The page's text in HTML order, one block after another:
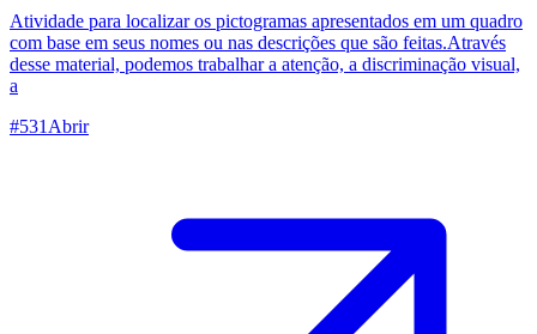
Atividade para localizar os pictogramas apresentados em um quadro
com base em seus nomes ou nas descrições que são feitas.Através
desse material, podemos trabalhar a atenção, a discriminação visual,
a
#531 Abrir